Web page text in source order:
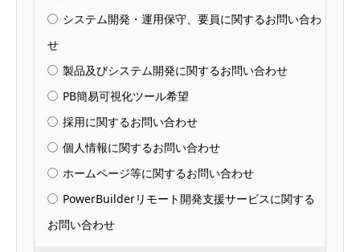
システム開発・運用保守、要員に関するお問い合わ
せ
製品及びシステム開発に関するお問い合わせ
PB簡易可視化ツール希望
採用に関するお問い合わせ
個人情報に関するお問い合わせ
ホームページ等に関するお問い合わせ
PowerBuilderリモート開発支援サービスに関する
お問い合わせ